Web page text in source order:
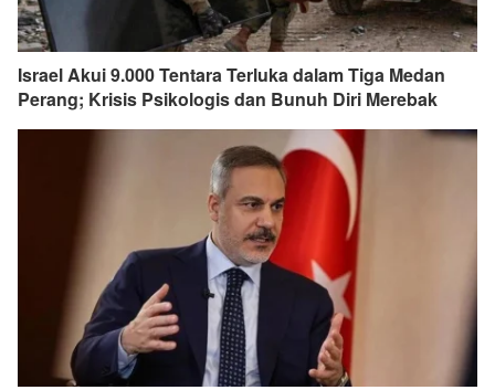
Israel Akui 9.000 Tentara Terluka dalam Tiga Medan
Perang; Krisis Psikologis dan Bunuh Diri Merebak